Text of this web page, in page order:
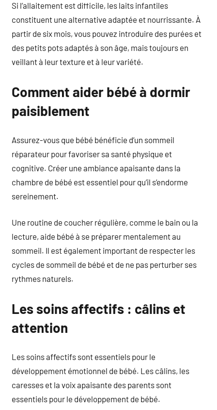
Si l’allaitement est difficile, les laits infantiles
constituent une alternative adaptée et nourrissante. À
partir de six mois, vous pouvez introduire des purées et
des petits pots adaptés à son âge, mais toujours en
veillant à leur texture et à leur variété.
Comment aider bébé à dormir
paisiblement
Assurez-vous que bébé bénéficie d’un sommeil
réparateur pour favoriser sa santé physique et
cognitive. Créer une ambiance apaisante dans la
chambre de bébé est essentiel pour qu’il s’endorme
sereinement.
Une routine de coucher régulière, comme le bain ou la
lecture, aide bébé à se préparer mentalement au
sommeil. Il est également important de respecter les
cycles de sommeil de bébé et de ne pas perturber ses
rythmes naturels.
Les soins affectifs : câlins et
attention
Les soins affectifs sont essentiels pour le
développement émotionnel de bébé. Les câlins, les
caresses et la voix apaisante des parents sont
essentiels pour le développement de bébé.